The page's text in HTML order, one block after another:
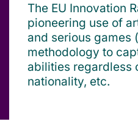
The EU Innovation
pioneering use of
and serious games
methodology to
abilities regardless
nationality, etc.